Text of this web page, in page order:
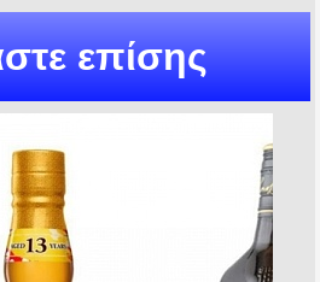
επίσης